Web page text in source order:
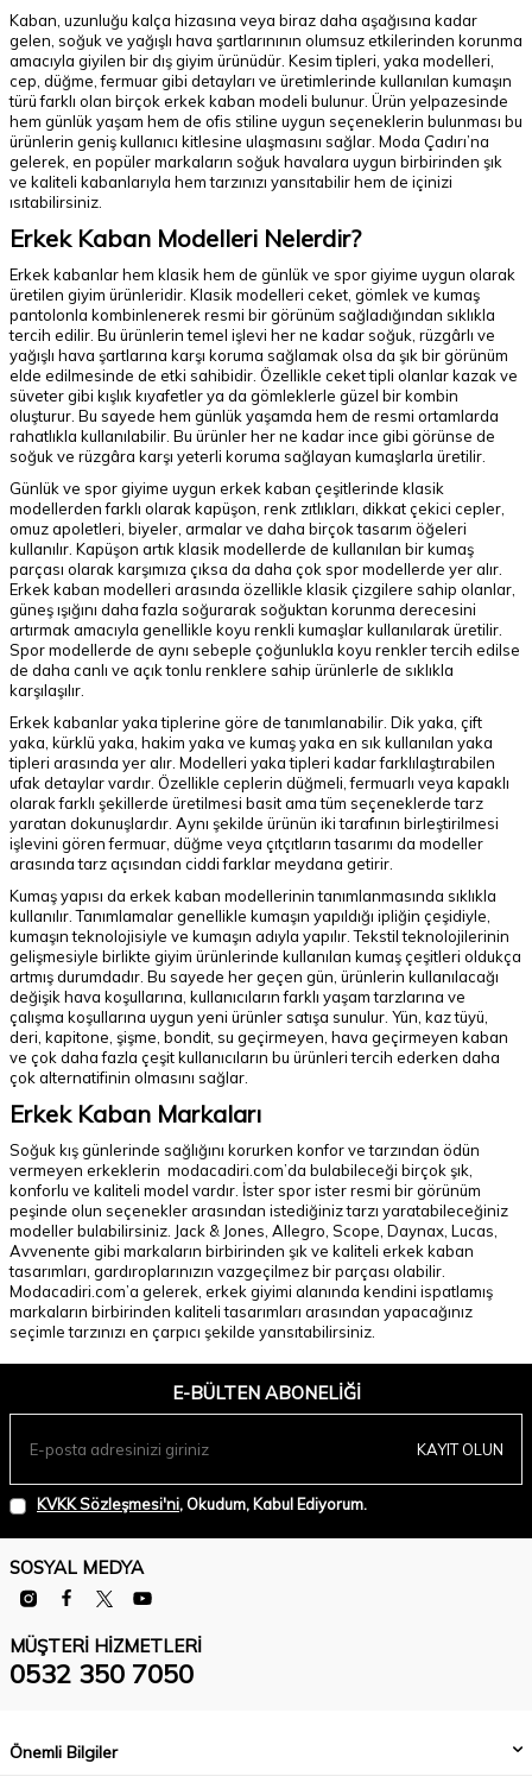
Kaban, uzunluğu kalça hizasına veya biraz daha aşağısına kadar
gelen, soğuk ve yağışlı hava şartlarınının olumsuz etkilerinden korunma
amacıyla giyilen bir dış giyim ürünüdür. Kesim tipleri, yaka modelleri,
cep, düğme, fermuar gibi detayları ve üretimlerinde kullanılan kumaşın
türü farklı olan birçok erkek kaban modeli bulunur. Ürün yelpazesinde
hem günlük yaşam hem de ofis stiline uygun seçeneklerin bulunması bu
ürünlerin geniş kullanıcı kitlesine ulaşmasını sağlar. Moda Çadırı’na
gelerek, en popüler markaların soğuk havalara uygun birbirinden şık
ve kaliteli kabanlarıyla hem tarzınızı yansıtabilir hem de içinizi
ısıtabilirsiniz.
Erkek Kaban Modelleri Nelerdir?
Erkek kabanlar hem klasik hem de günlük ve spor giyime uygun olarak
üretilen giyim ürünleridir. Klasik modelleri ceket, gömlek ve kumaş
pantolonla kombinlenerek resmi bir görünüm sağladığından sıklıkla
tercih edilir. Bu ürünlerin temel işlevi her ne kadar soğuk, rüzgârlı ve
yağışlı hava şartlarına karşı koruma sağlamak olsa da şık bir görünüm
elde edilmesinde de etki sahibidir. Özellikle ceket tipli olanlar kazak ve
süveter gibi kışlık kıyafetler ya da gömleklerle güzel bir kombin
oluşturur. Bu sayede hem günlük yaşamda hem de resmi ortamlarda
rahatlıkla kullanılabilir. Bu ürünler her ne kadar ince gibi görünse de
soğuk ve rüzgâra karşı yeterli koruma sağlayan kumaşlarla üretilir.
Günlük ve spor giyime uygun erkek kaban çeşitlerinde klasik
modellerden farklı olarak kapüşon, renk zıtlıkları, dikkat çekici cepler,
omuz apoletleri, biyeler, armalar ve daha birçok tasarım öğeleri
kullanılır. Kapüşon artık klasik modellerde de kullanılan bir kumaş
parçası olarak karşımıza çıksa da daha çok spor modellerde yer alır.
Erkek kaban modelleri arasında özellikle klasik çizgilere sahip olanlar,
güneş ışığını daha fazla soğurarak soğuktan korunma derecesini
artırmak amacıyla genellikle koyu renkli kumaşlar kullanılarak üretilir.
Spor modellerde de aynı sebeple çoğunlukla koyu renkler tercih edilse
de daha canlı ve açık tonlu renklere sahip ürünlerle de sıklıkla
karşılaşılır.
Erkek kabanlar yaka tiplerine göre de tanımlanabilir. Dik yaka, çift
yaka, kürklü yaka, hakim yaka ve kumaş yaka en sık kullanılan yaka
tipleri arasında yer alır. Modelleri yaka tipleri kadar farklılaştırabilen
ufak detaylar vardır. Özellikle ceplerin düğmeli, fermuarlı veya kapaklı
olarak farklı şekillerde üretilmesi basit ama tüm seçeneklerde tarz
yaratan dokunuşlardır. Aynı şekilde ürünün iki tarafının birleştirilmesi
işlevini gören fermuar, düğme veya çıtçıtların tasarımı da modeller
arasında tarz açısından ciddi farklar meydana getirir.
Kumaş yapısı da erkek kaban modellerinin tanımlanmasında sıklıkla
kullanılır. Tanımlamalar genellikle kumaşın yapıldığı ipliğin çeşidiyle,
kumaşın teknolojisiyle ve kumaşın adıyla yapılır. Tekstil teknolojilerinin
gelişmesiyle birlikte giyim ürünlerinde kullanılan kumaş çeşitleri oldukça
artmış durumdadır. Bu sayede her geçen gün, ürünlerin kullanılacağı
değişik hava koşullarına, kullanıcıların farklı yaşam tarzlarına ve
çalışma koşullarına uygun yeni ürünler satışa sunulur. Yün, kaz tüyü,
deri, kapitone, şişme, bondit, su geçirmeyen, hava geçirmeyen kaban
ve çok daha fazla çeşit kullanıcıların bu ürünleri tercih ederken daha
çok alternatifinin olmasını sağlar.
Erkek Kaban Markaları
Soğuk kış günlerinde sağlığını korurken konfor ve tarzından ödün
vermeyen erkeklerin modacadiri.com’da bulabileceği birçok şık,
konforlu ve kaliteli model vardır. İster spor ister resmi bir görünüm
peşinde olun seçenekler arasından istediğiniz tarzı yaratabileceğiniz
modeller bulabilirsiniz. Jack & Jones, Allegro, Scope, Daynax, Lucas,
Avvenente gibi markaların birbirinden şık ve kaliteli erkek kaban
tasarımları, gardıroplarınızın vazgeçilmez bir parçası olabilir.
Modacadiri.com’a gelerek, erkek giyimi alanında kendini ispatlamış
markaların birbirinden kaliteli tasarımları arasından yapacağınız
seçimle tarzınızı en çarpıcı şekilde yansıtabilirsiniz.
E-BÜLTEN ABONELIĞI
KAYIT OLUN
KVKK Sözleşmesi'ni, Okudum, Kabul Ediyorum.
SOSYAL MEDYA
MÜŞTERI HIZMETLERI
0532 350 7050
Önemli Bilgiler